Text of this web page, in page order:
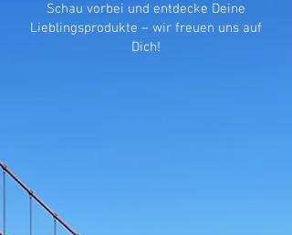
Schau vorbei und entdecke Deine
Lieblingsprodukte – wir freuen uns auf
Dich!